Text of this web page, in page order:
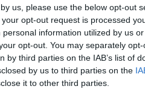
us, please use the below opt-out
opt-out request is processed
information utilized by us
opt-out. You may separately
third parties on the IAB’s list of
by us to third parties on the
it to other third parties.
18:38
Glömt ditt lösenord?
Få ny aktiveringslänk
Betapet är gratis!